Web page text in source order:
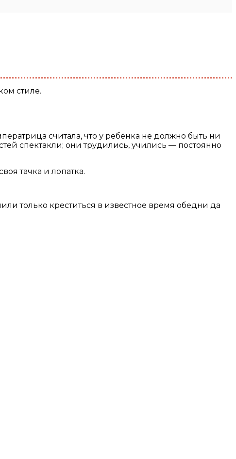
стиле.
считала, что у ребёнка не должно быть ни
спектакли; они трудились, учились — постоянно
тачка и лопатка.
только креститься в известное время обедни да